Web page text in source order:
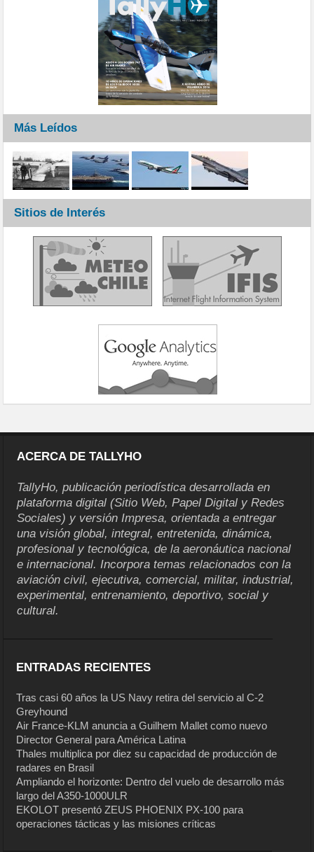
Más Leídos
Sitios de Interés
ACERCA DE TALLYHO
TallyHo, publicación periodística desarrollada en
plataforma digital (Sitio Web, Papel Digital y Redes
Sociales) y versión Impresa, orientada a entregar
una visión global, integral, entretenida, dinámica,
profesional y tecnológica, de la aeronáutica nacional
e internacional. Incorpora temas relacionados con la
aviación civil, ejecutiva, comercial, militar, industrial,
experimental, entrenamiento, deportivo, social y
cultural.
ENTRADAS RECIENTES
Tras casi 60 años la US Navy retira del servicio al C-2
Greyhound
Air France-KLM anuncia a Guilhem Mallet como nuevo
Director General para América Latina
Thales multiplica por diez su capacidad de producción de
radares en Brasil
Ampliando el horizonte: Dentro del vuelo de desarrollo más
largo del A350-1000ULR
EKOLOT presentó ZEUS PHOENIX PX-100 para
operaciones tácticas y las misiones críticas